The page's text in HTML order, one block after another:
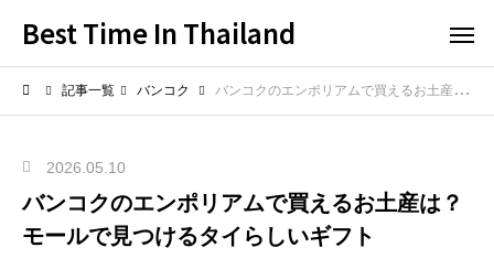
Best Time In Thailand
記事一覧 バンコク バンコクのエンポリアムで買えるお土産は？モールで見つけるタイらしいギフト
2026.05.10
バンコクのエンポリアムで買えるお土産は？
モールで見つけるタイらしいギフト